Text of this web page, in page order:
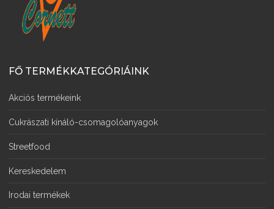
FŐ TERMÉKKATEGÓRIÁINK
Akciós termékeink
Cukrászati kínáló-csomagolóanyagok
Streetfood
Kereskedelem
Irodai termékek